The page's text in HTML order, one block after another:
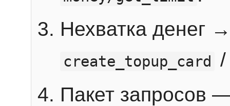
Нехватка денег
create_topup_card
Пакет запросов